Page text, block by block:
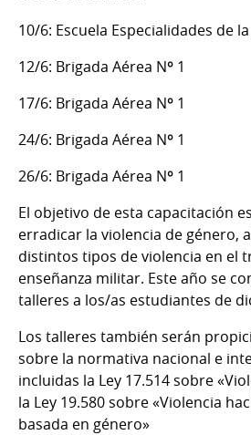
10/6: Escuela Especialidades de
12/6: Brigada Aérea Nº 1
17/6: Brigada Aérea Nº 1
24/6: Brigada Aérea Nº 1
26/6: Brigada Aérea Nº 1
El objetivo de esta capacitación
erradicar la violencia de género,
distintos tipos de violencia en el
enseñanza militar. Este año se
talleres a los/as estudiantes de
Los talleres también serán
sobre la normativa nacional e
incluidas la Ley 17.514 sobre
la Ley 19.580 sobre «Violencia
basada en género»